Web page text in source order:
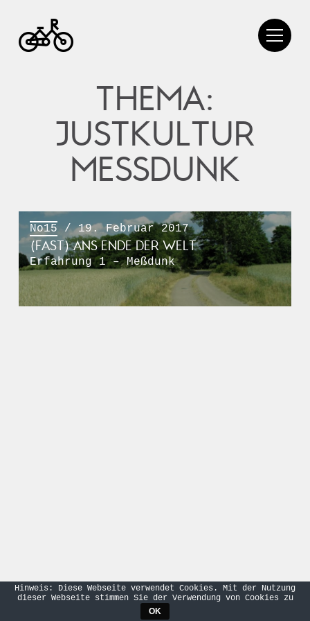
THEMA:
JUSTKULTUR
MESSDUNK
No15/ 19. Februar 2017
(FAST) ANS ENDE DER WELT
Erfahrung 1 – Meßdunk
Hinweis: Diese Webseite verwendet Cookies. Mit der Nutzung
dieser Webseite stimmen Sie der Verwendung von Cookies zu
OK